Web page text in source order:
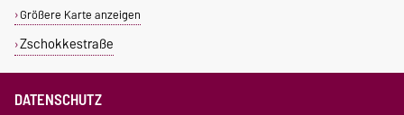
Größere Karte anzeigen
Zschokkestraße
DATENSCHUTZ